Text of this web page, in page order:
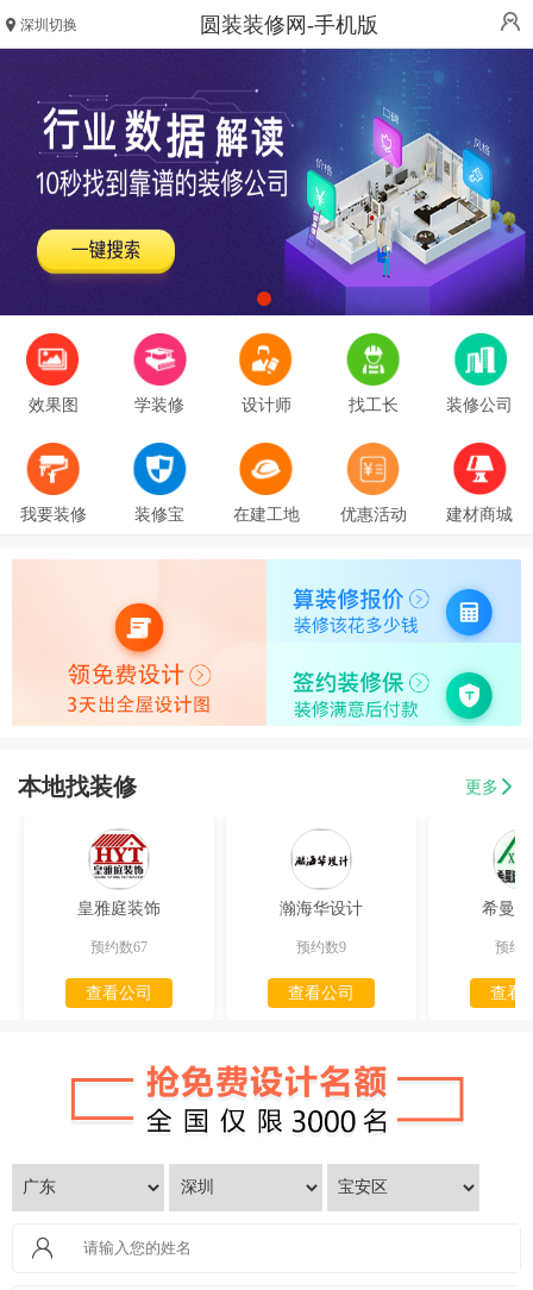
深圳切换 圆装装修网-手机版
效果图 学装修 设计师 找工长 装修公司
我要装修 装修宝 在建工地 优惠活动 建材商城
本地找装修 更多
皇雅庭装饰
预约数67
查看公司
瀚海华设计
预约数9
查看公司
希曼
预约
查看